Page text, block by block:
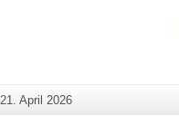
Letzte
21. April 2026